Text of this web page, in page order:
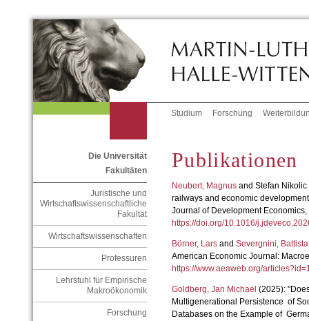
Studium Forschung
Die Universität
Fakultäten
Juristische und
Wirtschaftswissenschaftliche
Fakultät
Wirtschaftswissenschaften
Professuren
Lehrstuhl für Empirische
Makroökonomik
Forschung
Publikationen
Neubert, Magnusand Stefan Nikolic
railways and economic
Journal of Development
https://doi.org/10.1016/
Börner, Larsand Severgnini,
American Economic Journal:
https://www.aeaweb.org/
Goldberg, Jan Michael (2025):
Multigenerational Persistence of
Databases on the Example of